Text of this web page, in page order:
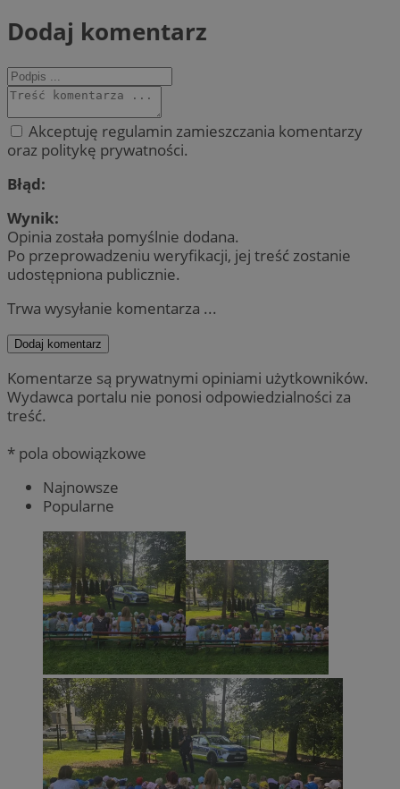
Dodaj komentarz
Akceptuję regulamin zamieszczania komentarzy
oraz politykę prywatności.
Błąd:
Wynik:
Opinia została pomyślnie dodana.
Po przeprowadzeniu weryfikacji, jej treść zostanie
udostępniona publicznie.
Trwa wysyłanie komentarza ...
Dodaj komentarz
Komentarze są prywatnymi opiniami użytkowników.
Wydawca portalu nie ponosi odpowiedzialności za
treść.
* pola obowiązkowe
Najnowsze
Popularne